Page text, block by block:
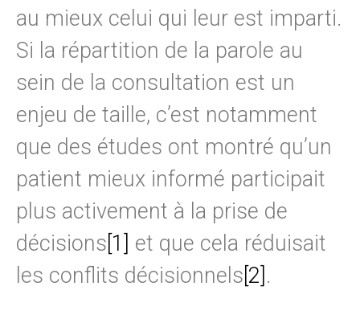
au mieux celui qui leur est imparti.
Si la répartition de la parole au
sein de la consultation est un
enjeu de taille, c’est notamment
que des études ont montré qu’un
patient mieux informé participait
plus activement à la prise de
décisions[1] et que cela réduisait
les conflits décisionnels[2].